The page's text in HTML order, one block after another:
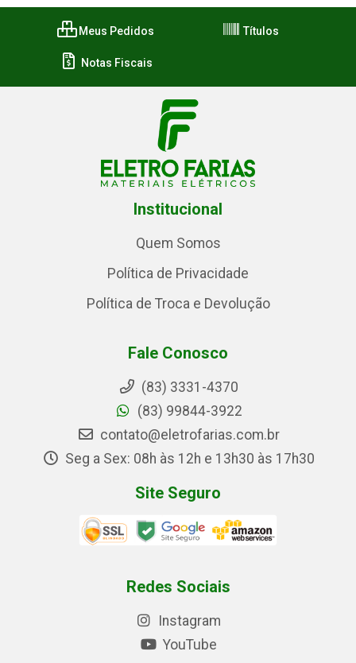
Meus Pedidos Títulos
Notas Fiscais
Institucional
Quem Somos
Política de Privacidade
Política de Troca e Devolução
Fale Conosco
(83) 3331-4370
(83) 99844-3922
contato@eletrofarias.com.br
Seg a Sex: 08h às 12h e 13h30 às 17h30
Site Seguro
Redes Sociais
Instagram
YouTube